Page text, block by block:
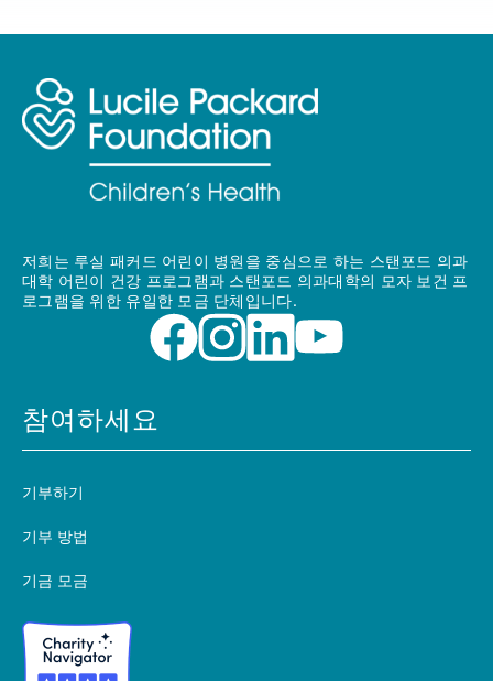
저희는 루실 패커드 어린이 병원을 중심으로 하는 스탠포드 의과
대학 어린이 건강 프로그램과 스탠포드 의과대학의 모자 보건 프
로그램을 위한 유일한 모금 단체입니다.
참여하세요
기부하기
기부 방법
기금 모금